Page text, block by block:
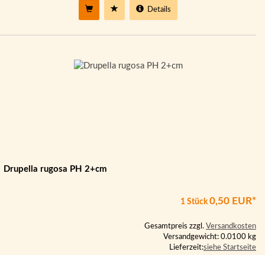
Details
Drupella rugosa PH 2+cm
1 Stück0,50 EUR*
Gesamtpreis zzgl. Versandkosten
Versandgewicht: 0.0100 kg
Lieferzeit:siehe Startseite